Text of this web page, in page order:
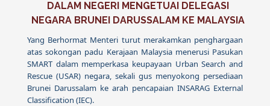
DALAM NEGERI MENGETUAI DELEGASI
NEGARA BRUNEI DARUSSALAM KE MALAYSIA
Yang Berhormat Menteri turut merakamkan penghargaan
atas sokongan padu Kerajaan Malaysia menerusi Pasukan
SMART dalam memperkasa keupayaan Urban Search and
Rescue (USAR) negara, sekali gus menyokong persediaan
Brunei Darussalam ke arah pencapaian INSARAG External
Classification (IEC).